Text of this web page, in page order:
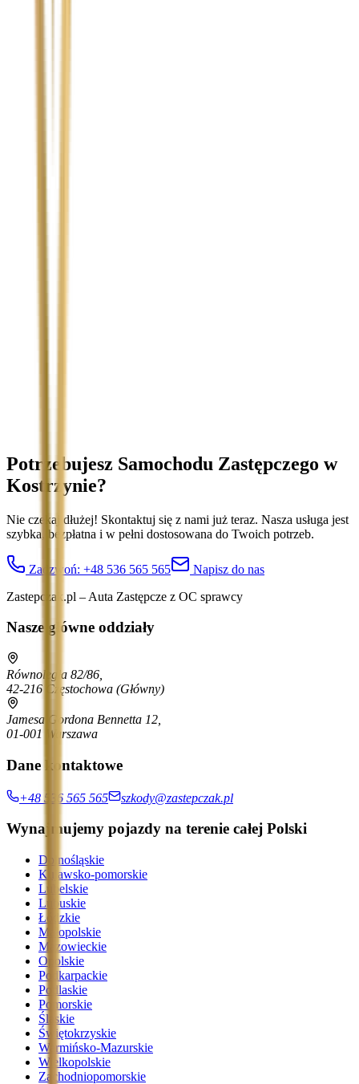
Potrzebujesz Samochodu Zastępczego w
Kostrzynie?
Nie czekaj dłużej! Skontaktuj się z nami już teraz. Nasza usługa jest
szybka, bezpłatna i w pełni dostosowana do Twoich potrzeb.
Zadzwoń: +48 536 565 565
Napisz do nas
Zastepczak.pl – Auta Zastępcze z OC sprawcy
Nasze główne oddziały
Równoległa 82/86,
42-216 Częstochowa (Główny)
Jamesa Gordona Bennetta 12,
01-001 Warszawa
Dane kontaktowe
+48 536 565 565 szkody@zastepczak.pl
Wynajmujemy pojazdy na terenie całej Polski
Dolnośląskie
Kujawsko-pomorskie
Lubelskie
Lubuskie
Łódzkie
Małopolskie
Mazowieckie
Opolskie
Podkarpackie
Podlaskie
Pomorskie
Śląskie
Świętokrzyskie
Warmińsko-Mazurskie
Wielkopolskie
Zachodniopomorskie